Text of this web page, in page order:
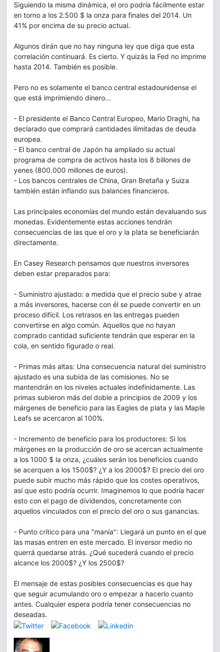
Siguiendo la misma dinámica, el oro podría fácilmente estar
en torno a los 2.500 $ la onza para finales del 2014. Un
41% por encima de su precio actual.
Algunos dirán que no hay ninguna ley que diga que esta
correlación continuará. Es cierto. Y quizás la Fed no imprime
hasta 2014. También es posible.
Pero no es solamente el banco central estadounidense el
que está imprimiendo dinero...
- El presidente el Banco Central Europeo, Mario Draghi, ha
declarado que comprará cantidades ilimitadas de deuda
europea.
- El banco central de Japón ha ampliado su actual
programa de compra de activos hasta los 8 billones de
yenes (800.000 millones de euros).
- Los bancos centrales de China, Gran Bretaña y Suiza
también están inflando sus balances financieros.
Las principales economías del mundo están devaluando sus
monedas. Evidentemente estas acciones tendrán
consecuencias de las que el oro y la plata se beneficiarán
directamente.
En Casey Research pensamos que nuestros inversores
deben estar preparados para:
- Suministro ajustado: a medida que el precio sube y atrae
a más inversores, hacerse con él se puede convertir en un
proceso difícil. Los retrasos en las entregas pueden
convertirse en algo común. Aquellos que no hayan
comprado cantidad suficiente tendrán que esperar en la
cola, en sentido figurado o real.
- Primas más altas: Una consecuencia natural del suministro
ajustado es una subida de las comisiones. No se
mantendrán en los niveles actuales indefinidamente. Las
primas subieron más del doble a principios de 2009 y los
márgenes de beneficio para las Eagles de plata y las Maple
Leafs se acercaron al 100%.
- Incremento de beneficio para los productores: Si los
márgenes en la producción de oro se acercan actualmente
a los 1000 $ la onza, ¿cuáles serán los beneficios cuando
se acerquen a los 1500$? ¿Y a los 2000$? El precio del oro
puede subir mucho más rápido que los costes operativos,
así que esto podría ocurrir. Imaginemos lo que podría hacer
esto con el pago de dividendos, concretamente con
aquellos vinculados con el precio del oro o sus ganancias.
- Punto crítico para una "manía": Llegará un punto en el que
las masas entren en este mercado. El inversor medio no
querrá quedarse atrás. ¿Qué sucederá cuando el precio
alcance los 2000$? ¿Y los 2500$?
El mensaje de estas posibles consecuencias es que hay
que seguir acumulando oro o empezar a hacerlo cuanto
antes. Cualquier espera podría tener consecuencias no
deseadas.